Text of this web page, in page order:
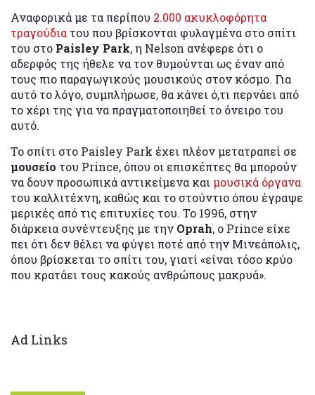
Αναφορικά με τα περίπου 2.000 ακυκλοφόρητα
τραγούδια του που βρίσκονται φυλαγμένα στο σπίτι
του στο Paisley Park, η Nelson ανέφερε ότι ο
αδερφός της ήθελε να τον θυμούνται ως έναν από
τους πιο παραγωγικούς μουσικούς στον κόσμο. Για
αυτό το λόγο, συμπλήρωσε, θα κάνει ό,τι περνάει από
το χέρι της για να πραγματοποιηθεί το όνειρο του
αυτό.
Το σπίτι στο Paisley Park έχει πλέον μετατραπεί σε
μουσείο του Prince, όπου οι επισκέπτες θα μπορούν
να δουν προσωπικά αντικείμενα καιμουσικά όργανα
του καλλιτέχνη, καθώς και το στούντιο όπου έγραψε
μερικές από τις επιτυχίες του. Το 1996, στην
διάρκεια συνέντευξης με την Oprah, ο Prince είχε
πει ότι δεν θέλει να φύγει ποτέ από την Μινεάπολις,
όπου βρίσκεται το σπίτι του, γιατί «είναι τόσο κρύο
που κρατάει τους κακούς ανθρώπους μακρυά».
Ad Links